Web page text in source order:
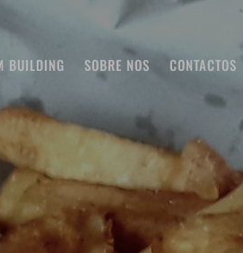
BUILDING SOBRE NOS CONTACTOS